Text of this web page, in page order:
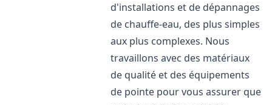
d'installations et de dépannages
de chauffe-eau, des plus simples
aux plus complexes. Nous
travaillons avec des matériaux
de qualité et des équipements
de pointe pour vous assurer que